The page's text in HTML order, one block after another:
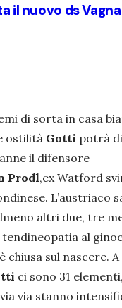
il nuovo ds
di sorta in casa
ostilità Gotti potrà
il difensore
Prodl,ex Watford
L’austriaco
altri due, tre
al
chiusa sul nascere. A
ci sono 31
via stanno